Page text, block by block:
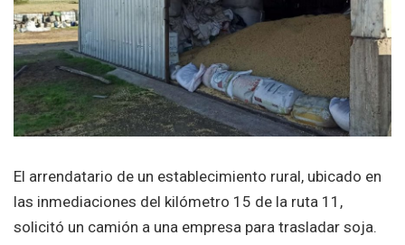
El arrendatario de un establecimiento rural, ubicado en
las inmediaciones del kilómetro 15 de la ruta 11,
solicitó un camión a una empresa para trasladar soja.